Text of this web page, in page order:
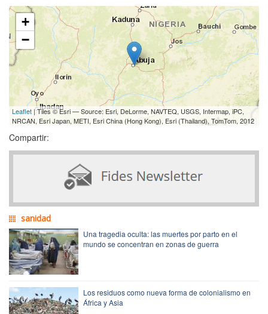
+
−
Leaflet | Tiles © Esri — Source: Esri, DeLorme, NAVTEQ, USGS, Intermap, iPC,
NRCAN, Esri Japan, METI, Esri China (Hong Kong), Esri (Thailand), TomTom, 2012
Compartir:
sanidad
Una tragedia oculta: las muertes por parto en el
mundo se concentran en zonas de guerra
Los residuos como nueva forma de colonialismo en
África y Asia